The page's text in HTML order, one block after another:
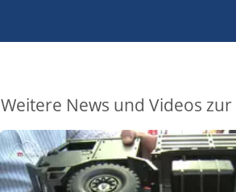
Weitere News und Videos